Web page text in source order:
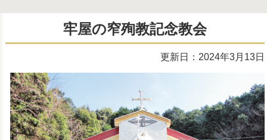
牢屋の窄殉教記念教会
更新日：2024年3月13日